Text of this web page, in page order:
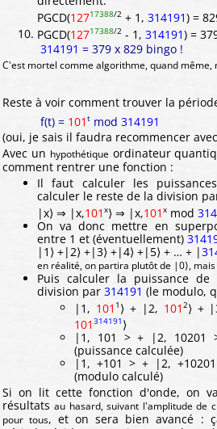
PGCD(12717388/2 + 1, 314191) =
PGCD(12717388/2 - 1, 314191) =
314191 = 379 x 829 bingo !
C'est mortel comme algorithme, quand même,
Reste à voir comment trouver la
f(t) = 101 t mod 314191
(oui, je sais il faudra recommencer avec
Avec un hypothétiqueordinateur
comment rentrer une fonction :
Il faut calculer les
calculer le reste de la division
|x⟩ ⇒ |x,101 x⟩ ⇒ |x,101 x mod
On va donc mettre en
entre 1 et (éventuellement)
|1⟩ +|2⟩ +|3⟩ +|4⟩ +|5⟩ + … + |
en réalité, on partira plutôt de |0⟩,
Puis calculer la puissance
division par 314191 (le modulo,
|1, 101 1 ⟩ + |2, 101 2⟩ +
101 314191 ⟩
|1, 101 > + |2, 10201
(puissance calculée)
|1, +101 > + |2,
(modulo calculé)
Si on lit cette fonction d'onde, on
résultatsau hasard, suivant l'amplitude de
pour tous, et on sera bien avancé :